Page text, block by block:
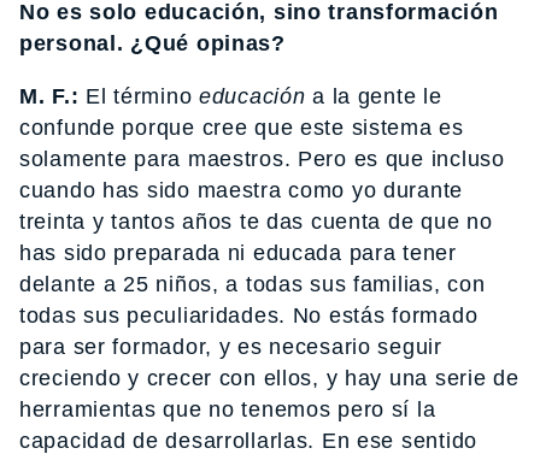
No es solo educación, sino transformación
personal. ¿Qué opinas?
M. F.: El término educación a la gente le
confunde porque cree que este sistema es
solamente para maestros. Pero es que incluso
cuando has sido maestra como yo durante
treinta y tantos años te das cuenta de que no
has sido preparada ni educada para tener
delante a 25 niños, a todas sus familias, con
todas sus peculiaridades. No estás formado
para ser formador, y es necesario seguir
creciendo y crecer con ellos, y hay una serie de
herramientas que no tenemos pero sí la
capacidad de desarrollarlas. En ese sentido